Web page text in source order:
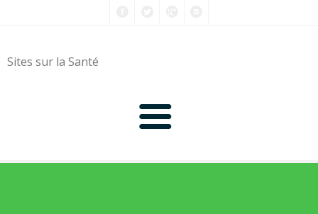
Sites sur la Santé
0-9